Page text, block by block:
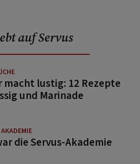
auf Servus
macht lustig: 12 Rezepte
und Marinade
die Servus-Akademie